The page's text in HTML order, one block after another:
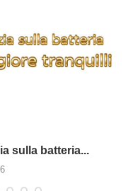
sulla batteria...